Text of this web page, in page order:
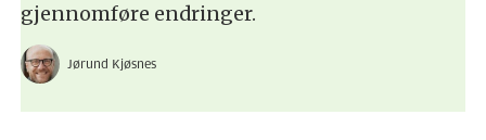
gjennomføre endringer.
Jørund Kjøsnes